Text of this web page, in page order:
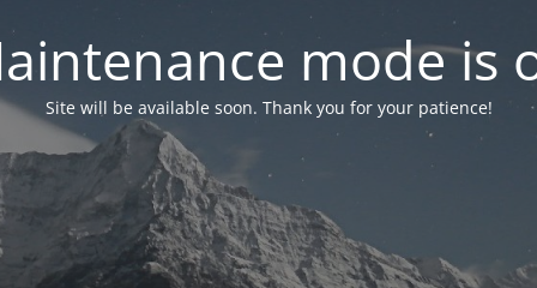
mode is
Site will be available soon. Thank you for your patience!